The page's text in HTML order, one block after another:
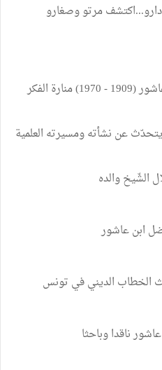
مرتو وصغارو
الشّيخ العلّمة محمّد الفاضل ابن عاشور (1909 - 1970) منارة الفكر
عن نشأته ومسيرته العلمية
الشّيخ والده
ابن عاشور
الخطاب الديني في تونس
ناقدا وباحثا